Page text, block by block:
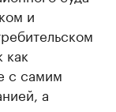
и
как
с самим
а